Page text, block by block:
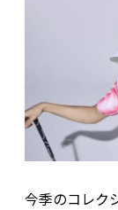
今季のコレク